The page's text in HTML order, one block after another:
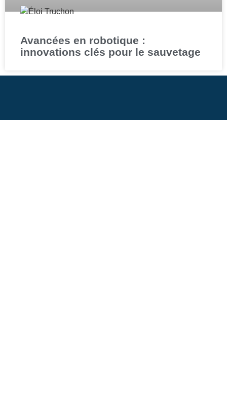
Avancées en robotique :
innovations clés pour le sauvetage